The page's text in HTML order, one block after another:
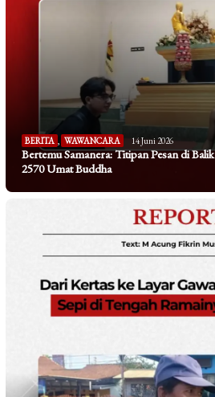
BERITA , WAWANCARA 14 Juni 2026
Bertemu Samanera: Titipan Pesan di
2570 Umat Buddha